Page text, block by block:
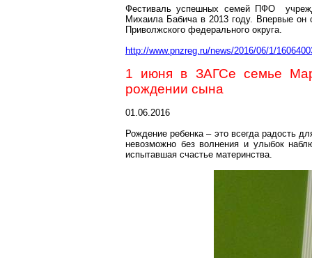
Фестиваль успешных семей ПФО
Михаила Бабича в 2013 году. Впервые он
Приволжского федерального округа.
http://www.pnzreg.ru/news/2016/06/1/
1 июня в ЗАГСе семье
рождении сына
01.06.2016
Рождение ребенка – это всегда радость
невозможно без волнения и улыбок
испытавшая счастье материнства.